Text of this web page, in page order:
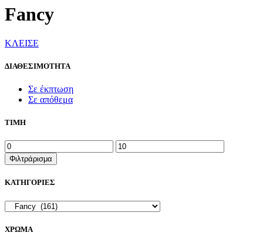
Fancy
ΚΛΕΙΣΕ
ΔΙΑΘΕΣΙΜΟΤΗΤΑ
Σε έκπτωση
Σε απόθεμα
ΤΙΜΗ
Ελάχιστη
τιμή
Μέγιστη
τιμή
Φιλτράρισμα
ΚΑΤΗΓΟΡΙΕΣ
ΧΡΩΜΑ